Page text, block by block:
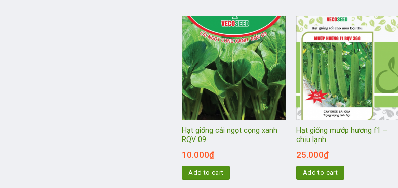
Hạt giống cải ngọt cọng xanh
RQV 09
10.000₫
Add to cart
Hạt giống mướp hương f1 –
chịu lạnh
25.000₫
Add to cart